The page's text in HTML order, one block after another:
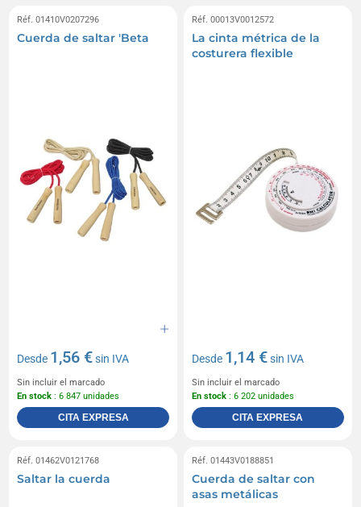
Réf. 01410V0207296
Cuerda de saltar 'Beta
Desde 1,56 €sin IVA
Sin incluir el marcado
En stock : 6 847 unidades
CITA EXPRESA
Réf. 00013V0012572
La cinta métrica de la
costurera flexible
Desde 1,14 €sin IVA
Sin incluir el marcado
En stock : 6 202 unidades
CITA EXPRESA
Réf. 01462V0121768
Saltar la cuerda
Réf. 01443V0188851
Cuerda de saltar con
asas metálicas